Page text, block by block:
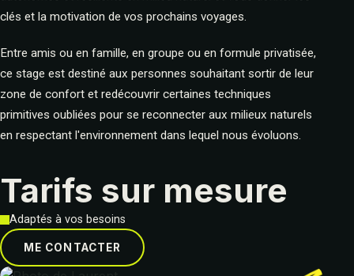
clés et la motivation de vos prochains voyages.
Entre amis ou en famille, en groupe ou en formule privatisée,
ce stage est destiné aux personnes souhaitant sortir de leur
zone de confort et redécouvrir certaines techniques
primitives oubliées pour se reconnecter aux milieux naturels
en respectant l'environnement dans lequel nous évoluons.
Tarifs sur mesure
Adaptés à vos besoins
ME CONTACTER